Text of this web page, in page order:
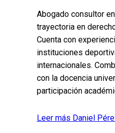
Abogado consultor
trayectoria en
Cuenta con
instituciones
internacionales.
con la docencia
participación
Leer más Daniel